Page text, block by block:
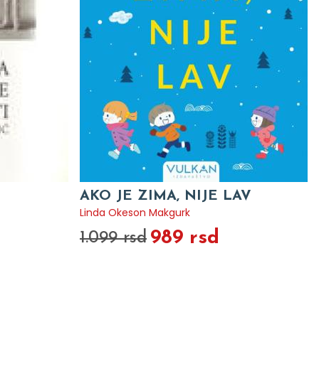
AKO JE ZIMA, NIJE LAV
Linda Okeson Makgurk
1.099 rsd 989 rsd